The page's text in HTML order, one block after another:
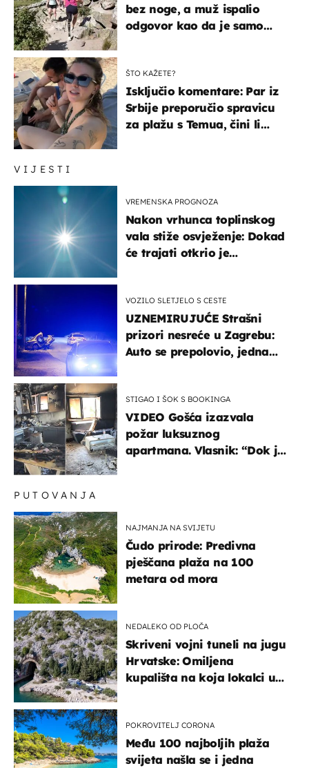
VIJESTI
VREMENSKA PROGNOZA
Nakon vrhunca toplinskog
vala stiže osvježenje: Dokad
će trajati otkrio je
VOZILO SLETJELO S CESTE
UZNEMIRUJUĆE Strašni
prizori nesreće u Zagrebu:
Auto se prepolovio, jedna
STIGAO I ŠOK S BOOKINGA
VIDEO Gošća izazvala
požar luksuznog
apartmana. Vlasnik: “Dok je
bez noge, a muž ispalio
odgovor kao da je samo
ŠTO KAŽETE?
Isključio komentare: Par iz
Srbije preporučio spravicu
za plažu s Temua, čini li
PUTOVANJA
NAJMANJA NA SVIJETU
Čudo prirode: Predivna
pješčana plaža na 100
metara od mora
NEDALEKO OD PLOČA
Skriveni vojni tuneli na jugu
Hrvatske: Omiljena
kupališta na koja lokalci u
POKROVITELJ CORONA
Među 100 najboljih plaža
svijeta našla se i jedna